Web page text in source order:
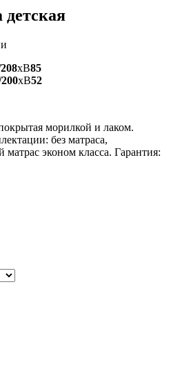
xВ85
xВ52
морилкой и лаком.
без матраса,
эконом класса. Гарантия: